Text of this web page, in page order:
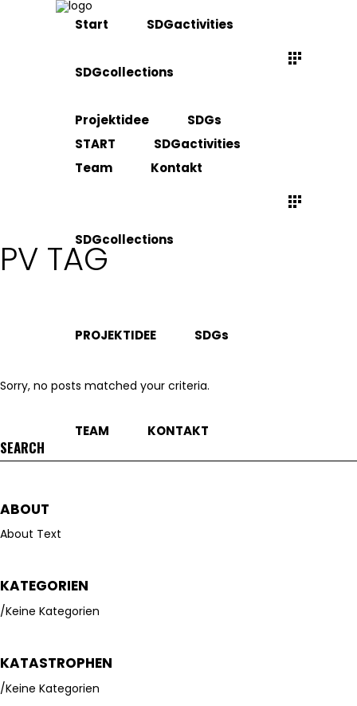
START SDGactivities
SDGcollections
PROJEKTIDEE SDGs
TEAM KONTAKT
Start SDGactivities
SDGcollections
Projektidee SDGs
Team Kontakt
PV TAG
Sorry, no posts matched your criteria.
Search
for:
ABOUT
About Text
KATEGORIEN
Keine Kategorien
KATASTROPHEN
Keine Kategorien